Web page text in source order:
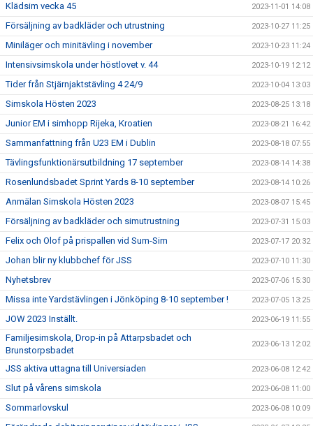
Klädsim vecka 45 2023-11-01 14:08
Försäljning av badkläder och utrustning 2023-10-27 11:25
Miniläger och minitävling i november 2023-10-23 11:24
Intensivsimskola under höstlovet v. 44 2023-10-19 12:12
Tider från Stjärnjaktstävling 4 24/9 2023-10-04 13:03
Simskola Hösten 2023 2023-08-25 13:18
Junior EM i simhopp Rijeka, Kroatien 2023-08-21 16:42
Sammanfattning från U23 EM i Dublin 2023-08-18 07:55
Tävlingsfunktionärsutbildning 17 september 2023-08-14 14:38
Rosenlundsbadet Sprint Yards 8-10 september 2023-08-14 10:26
Anmälan Simskola Hösten 2023 2023-08-07 15:45
Försäljning av badkläder och simutrustning 2023-07-31 15:03
Felix och Olof på prispallen vid Sum-Sim 2023-07-17 20:32
Johan blir ny klubbchef för JSS 2023-07-10 11:30
Nyhetsbrev 2023-07-06 15:30
Missa inte Yardstävlingen i Jönköping 8-10 september ! 2023-07-05 13:25
JOW 2023 Inställt. 2023-06-19 11:55
Familjesimskola, Drop-in på Attarpsbadet och
Brunstorpsbadet
2023-06-13 12:02
JSS aktiva uttagna till Universiaden 2023-06-08 12:42
Slut på vårens simskola 2023-06-08 11:00
Sommarlovskul 2023-06-08 10:09